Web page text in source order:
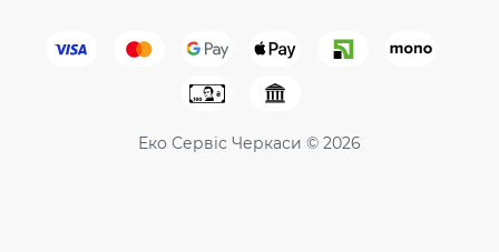
Еко Сервіс Черкаси © 2026